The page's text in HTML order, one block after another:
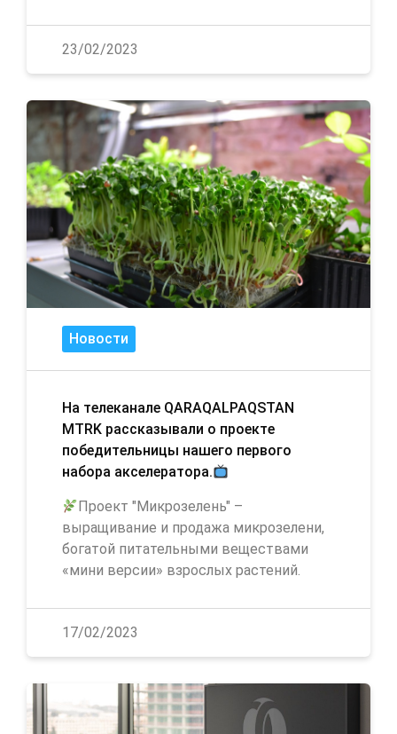
23/02/2023
Новости
На телеканале QARAQALPAQSTAN
MTRK рассказывали о проекте
победительницы нашего первого
набора акселератора.
Проект "Микрозелень" –
выращивание и продажа микрозелени,
богатой питательными веществами
«мини версии» взрослых растений.
17/02/2023